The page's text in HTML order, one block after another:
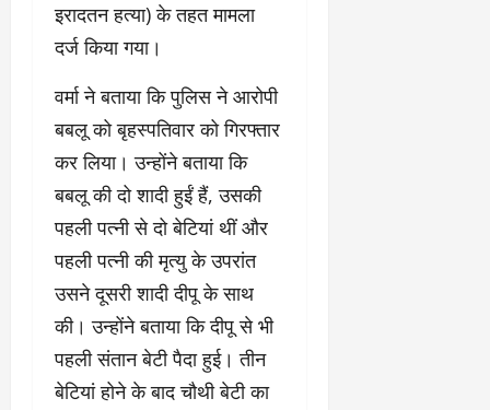
इरादतन हत्या) के तहत मामला
दर्ज किया गया।
वर्मा ने बताया कि पुलिस ने आरोपी
बबलू को बृहस्पतिवार को गिरफ्तार
कर लिया। उन्होंने बताया कि
बबलू की दो शादी हुईं हैं, उसकी
पहली पत्नी से दो बेटियां थीं और
पहली पत्नी की मृत्यु के उपरांत
उसने दूसरी शादी दीपू के साथ
की। उन्होंने बताया कि दीपू से भी
पहली संतान बेटी पैदा हुई। तीन
बेटियां होने के बाद चौथी बेटी का